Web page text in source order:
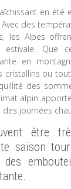
en été
des
les Alpes
estivale. Que
en
cristallins ou
des
alpin
journées
être
saison